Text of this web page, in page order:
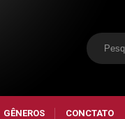
GÊNEROS CONCTATO